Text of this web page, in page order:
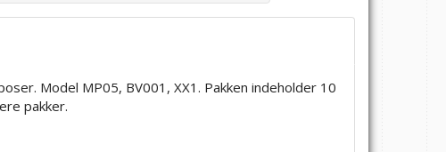
Model MP05, BV001, XX1. Pakken indeholder 10
pakker.